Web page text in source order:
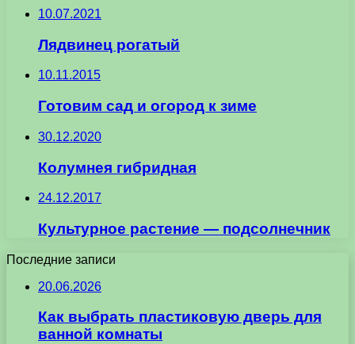
10.07.2021
Лядвинец рогатый
10.11.2015
Готовим сад и огород к зиме
30.12.2020
Колумнея гибридная
24.12.2017
Культурное растение — подсолнечник
Последние записи
20.06.2026
Как выбрать пластиковую дверь для
ванной комнаты